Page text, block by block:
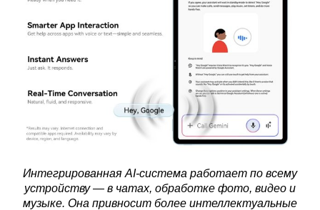
Интегрированная AI-система работает по всему
устройству — в чатах, обработке фото, видео и
музыке. Она привносит более интеллектуальные